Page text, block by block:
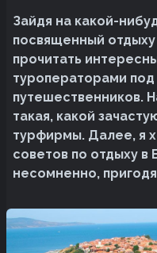
Зайдя на какой-
посвященный
прочитать
туроператорами
путешественников.
такая, какой
турфирмы. Далее, я
советов по отдыху в
несомненно,